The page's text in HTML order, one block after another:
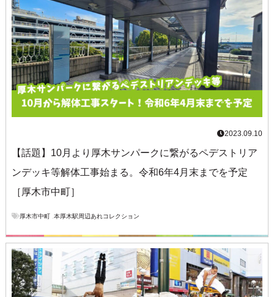
2023.09.10
【話題】10月より厚木サンパークに繋がるペデストリア
ンデッキ等解体工事始まる。令和6年4月末までを予定
［厚木市中町］
厚木市中町, 本厚木駅周辺あれコレクション